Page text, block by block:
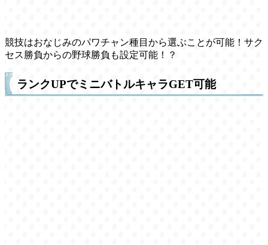
競技はおなじみのパワチャン種目から選ぶことが可能！サク
セス勝負からの野球勝負も設定可能！？
ランクUPでミニバトルキャラGET可能